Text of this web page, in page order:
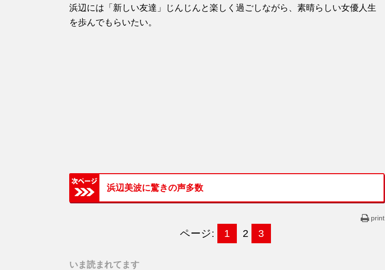
浜辺には「新しい友達」じんじんと楽しく過ごしながら、素晴らしい女優人生
を歩んでもらいたい。
浜辺美波に驚きの声多数
print
ページ: 1 2 3
いま読まれてます